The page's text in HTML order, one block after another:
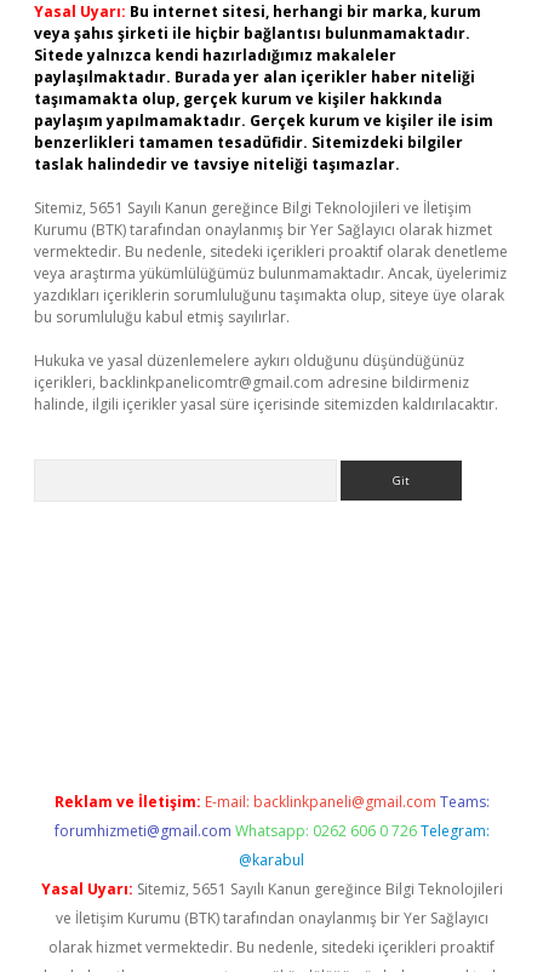
Yasal Uyarı: Bu internet sitesi, herhangi bir marka, kurum
veya şahıs şirketi ile hiçbir bağlantısı bulunmamaktadır.
Sitede yalnızca kendi hazırladığımız makaleler
paylaşılmaktadır. Burada yer alan içerikler haber niteliği
taşımamakta olup, gerçek kurum ve kişiler hakkında
paylaşım yapılmamaktadır. Gerçek kurum ve kişiler ile isim
benzerlikleri tamamen tesadüfidir. Sitemizdeki bilgiler
taslak halindedir ve tavsiye niteliği taşımazlar.
Sitemiz, 5651 Sayılı Kanun gereğince Bilgi Teknolojileri ve İletişim
Kurumu (BTK) tarafından onaylanmış bir Yer Sağlayıcı olarak hizmet
vermektedir. Bu nedenle, sitedeki içerikleri proaktif olarak denetleme
veya araştırma yükümlülüğümüz bulunmamaktadır. Ancak, üyelerimiz
yazdıkları içeriklerin sorumluluğunu taşımakta olup, siteye üye olarak
bu sorumluluğu kabul etmiş sayılırlar.
Hukuka ve yasal düzenlemelere aykırı olduğunu düşündüğünüz
içerikleri, backlinkpanelicomtr@gmail.com adresine bildirmeniz
halinde, ilgili içerikler yasal süre içerisinde sitemizden kaldırılacaktır.
Reklam ve İletişim: E-mail: backlinkpaneli@gmail.com Teams:
forumhizmeti@gmail.com Whatsapp: 0262 606 0 726 Telegram:
@karabul
Yasal Uyarı: Sitemiz, 5651 Sayılı Kanun gereğince Bilgi Teknolojileri
ve İletişim Kurumu (BTK) tarafından onaylanmış bir Yer Sağlayıcı
olarak hizmet vermektedir. Bu nedenle, sitedeki içerikleri proaktif